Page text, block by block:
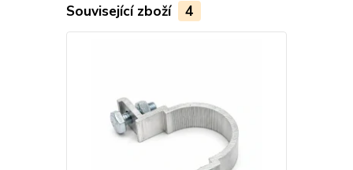
Související zboží 4